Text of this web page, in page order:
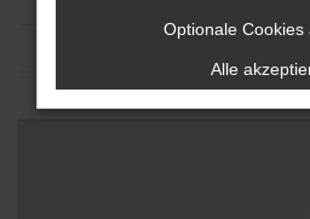
Optionale Cookies
Alle